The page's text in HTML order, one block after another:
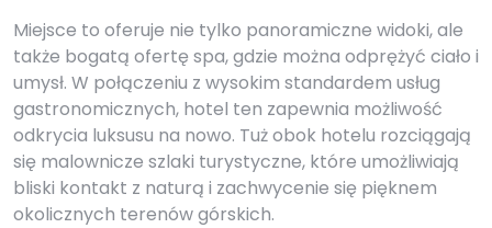
Miejsce to oferuje nie tylko panoramiczne widoki, ale
także bogatą ofertę spa, gdzie można odprężyć ciało i
umysł. W połączeniu z wysokim standardem usług
gastronomicznych, hotel ten zapewnia możliwość
odkrycia luksusu na nowo. Tuż obok hotelu rozciągają
się malownicze szlaki turystyczne, które umożliwiają
bliski kontakt z naturą i zachwycenie się pięknem
okolicznych terenów górskich.